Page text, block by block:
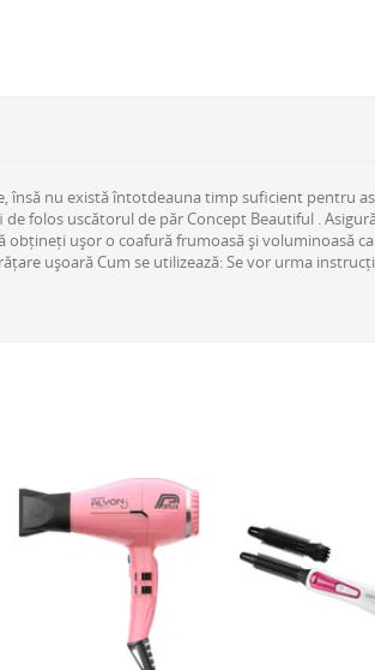
însă nu există întotdeauna timp suficient pentru
folos uscătorul de păr Concept Beautiful .
ușor o coafură frumoasă și voluminoasă
ușoară Cum se utilizează: Se vor urma